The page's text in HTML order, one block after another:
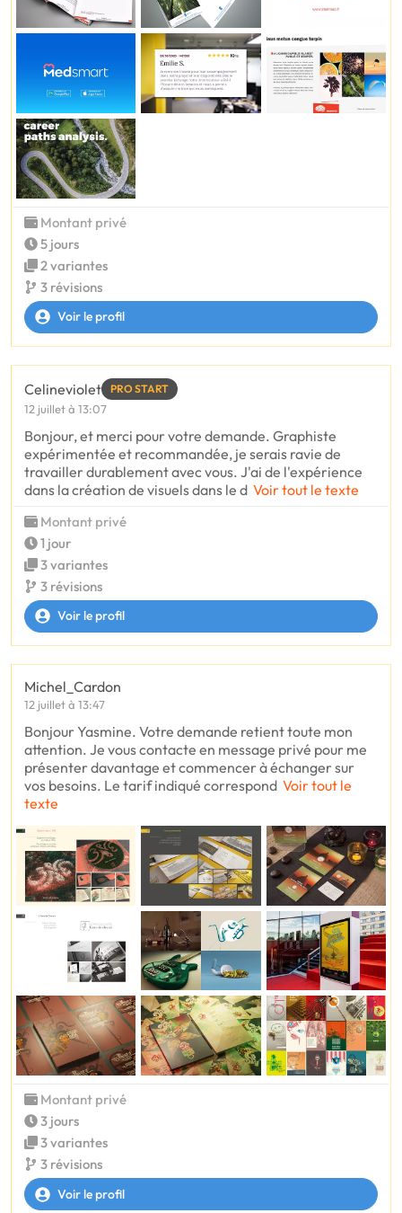
Montant privé
5 jours
2 variantes
3 révisions
Voir le profil
Celineviolet PRO START
12 juillet à 13:07
Bonjour, et merci pour votre demande. Graphiste
expérimentée et recommandée, je serais ravie de
travailler durablement avec vous. J'ai de l'expérience
dans la création de visuels dans le d Voir tout le texte
Montant privé
1 jour
3 variantes
3 révisions
Voir le profil
Michel_Cardon
12 juillet à 13:47
Bonjour Yasmine. Votre demande retient toute mon
attention. Je vous contacte en message privé pour me
présenter davantage et commencer à échanger sur
vos besoins. Le tarif indiqué correspond Voir tout le
texte
Montant privé
3 jours
3 variantes
3 révisions
Voir le profil